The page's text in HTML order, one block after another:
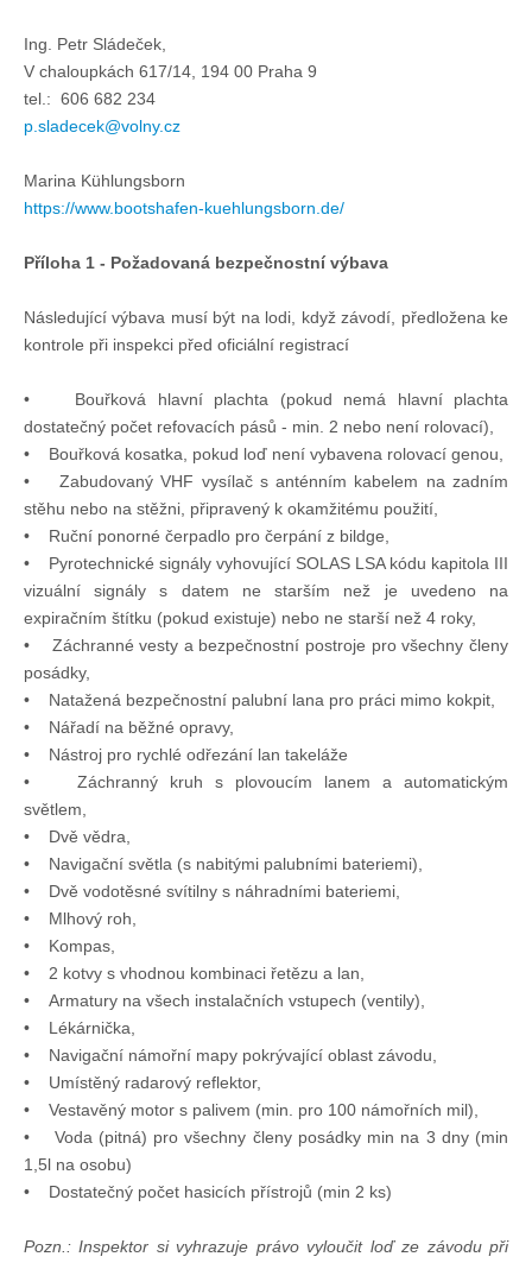
Ing. Petr Sládeček,
V chaloupkách 617/14, 194 00 Praha 9
tel.: 606 682 234
p.sladecek@volny.cz
Marina Kühlungsborn
https://www.bootshafen-kuehlungsborn.de/
Příloha 1 - Požadovaná bezpečnostní výbava
Následující výbava musí být na lodi, když závodí, předložena ke
kontrole při inspekci před oficiální registrací
• Bouřková hlavní plachta (pokud nemá hlavní plachta
dostatečný počet refovacích pásů - min. 2 nebo není rolovací),
• Bouřková kosatka, pokud loď není vybavena rolovací genou,
• Zabudovaný VHF vysílač s anténním kabelem na zadním
stěhu nebo na stěžni, připravený k okamžitému použití,
• Ruční ponorné čerpadlo pro čerpání z bildge,
• Pyrotechnické signály vyhovující SOLAS LSA kódu kapitola III
vizuální signály s datem ne starším než je uvedeno na
expiračním štítku (pokud existuje) nebo ne starší než 4 roky,
• Záchranné vesty a bezpečnostní postroje pro všechny členy
posádky,
• Natažená bezpečnostní palubní lana pro práci mimo kokpit,
• Nářadí na běžné opravy,
• Nástroj pro rychlé odřezání lan takeláže
• Záchranný kruh s plovoucím lanem a automatickým
světlem,
• Dvě vědra,
• Navigační světla (s nabitými palubními bateriemi),
• Dvě vodotěsné svítilny s náhradními bateriemi,
• Mlhový roh,
• Kompas,
• 2 kotvy s vhodnou kombinaci řetězu a lan,
• Armatury na všech instalačních vstupech (ventily),
• Lékárnička,
• Navigační námořní mapy pokrývající oblast závodu,
• Umístěný radarový reflektor,
• Vestavěný motor s palivem (min. pro 100 námořních mil),
• Voda (pitná) pro všechny členy posádky min na 3 dny (min
1,5l na osobu)
• Dostatečný počet hasicích přístrojů (min 2 ks)
Pozn.: Inspektor si vyhrazuje právo vyloučit loď ze závodu při